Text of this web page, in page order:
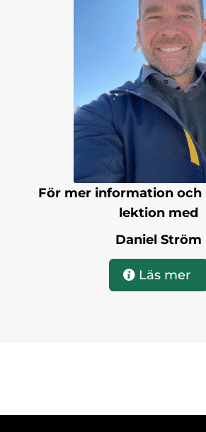
För mer information och
lektion med
Daniel Ström
Läs mer